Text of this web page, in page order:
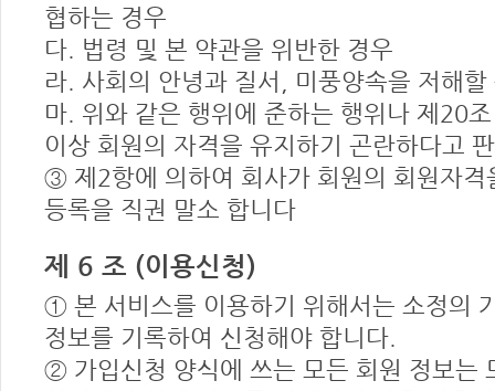
협하는 경우
다. 법령 및 본 약관을 위반한 경우
라. 사회의 안녕과 질서, 미풍양속을 저해
마. 위와 같은 행위에 준하는 행위나 제20
이상 회원의 자격을 유지하기 곤란하다고
③ 제2항에 의하여 회사가 회원의 회원자
등록을 직권 말소 합니다
제 6 조 (이용신청)
① 본 서비스를 이용하기 위해서는 소정의
정보를 기록하여 신청해야 합니다.
② 가입신청 양식에 쓰는 모든 회원 정보는